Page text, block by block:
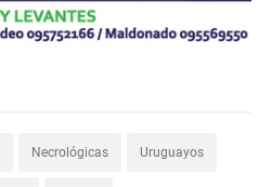
Necrológicas Uruguayos